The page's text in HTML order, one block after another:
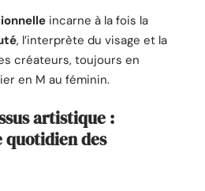
incarne à la fois la
, l’interprète du visage et la
créateurs, toujours en
en M au féminin.
artistique :
quotidien des